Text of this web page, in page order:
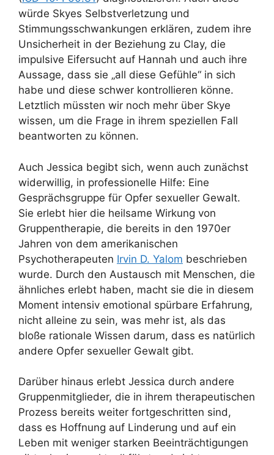
würde Skyes Selbstverletzung und
Stimmungsschwankungen erklären, zudem ihre
Unsicherheit in der Beziehung zu Clay, die
impulsive Eifersucht auf Hannah und auch ihre
Aussage, dass sie „all diese Gefühle“ in sich
habe und diese schwer kontrollieren könne.
Letztlich müssten wir noch mehr über Skye
wissen, um die Frage in ihrem speziellen Fall
beantworten zu können.
Auch Jessica begibt sich, wenn auch zunächst
widerwillig, in professionelle Hilfe: Eine
Gesprächsgruppe für Opfer sexueller Gewalt.
Sie erlebt hier die heilsame Wirkung von
Gruppentherapie, die bereits in den 1970er
Jahren von dem amerikanischen
Psychotherapeuten Irvin D. Yalom beschrieben
wurde. Durch den Austausch mit Menschen, die
ähnliches erlebt haben, macht sie die in diesem
Moment intensiv emotional spürbare Erfahrung,
nicht alleine zu sein, was mehr ist, als das
bloße rationale Wissen darum, dass es natürlich
andere Opfer sexueller Gewalt gibt.
Darüber hinaus erlebt Jessica durch andere
Gruppenmitglieder, die in ihrem therapeutischen
Prozess bereits weiter fortgeschritten sind,
dass es Hoffnung auf Linderung und auf ein
Leben mit weniger starken Beeinträchtigungen